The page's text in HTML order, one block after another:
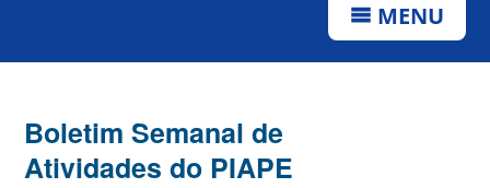
MENU
Boletim Semanal de
Atividades do PIAPE